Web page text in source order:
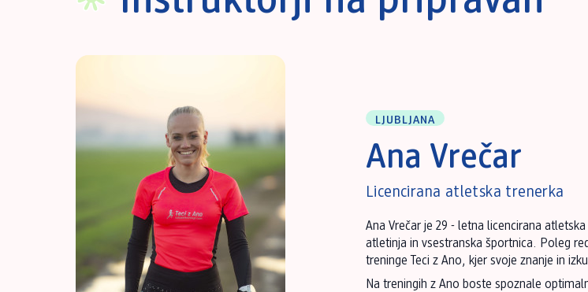
LJUBLJANA
Ana Vrečar
Licencirana atletska trenerka
Ana Vrečar je 29 - letna licencirana
atletinja in vsestranska športnica. Poleg
treninge Teci z Ano, kjer svoje znanje in
Na treningih z Ano boste spoznale